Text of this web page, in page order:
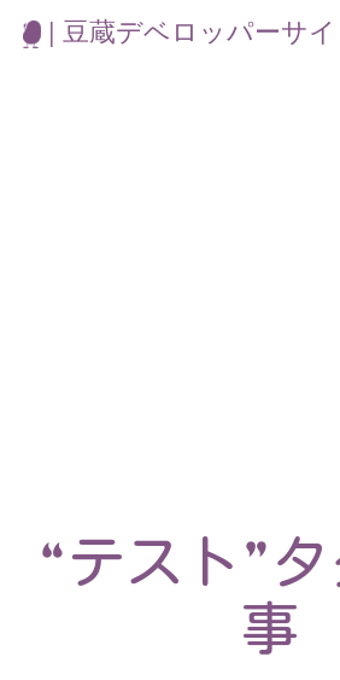
| 豆蔵デベロッパーサイ
“テスト”
事